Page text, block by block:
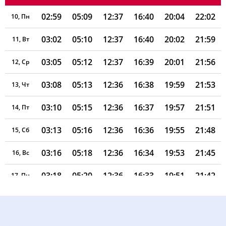
10, Пн 02:59 05:09 12:37 16:40 20:04 22:02
11, Вт 03:02 05:10 12:37 16:40 20:02 21:59
12, Ср 03:05 05:12 12:37 16:39 20:01 21:56
13, Чт 03:08 05:13 12:36 16:38 19:59 21:53
14, Пт 03:10 05:15 12:36 16:37 19:57 21:51
15, Сб 03:13 05:16 12:36 16:36 19:55 21:48
16, Вс 03:16 05:18 12:36 16:34 19:53 21:45
17, Пн 03:18 05:20 12:36 16:33 19:51 21:42
18, Вт 03:21 05:21 12:35 16:32 19:49 21:39